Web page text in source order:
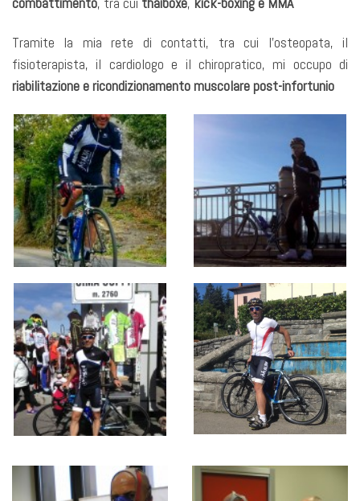
Tramite la mia rete di contatti, tra cui l’osteopata, il
fisioterapista, il cardiologo e il chiropratico, mi occupo di
riabilitazione e ricondizionamento muscolare post-infortunio